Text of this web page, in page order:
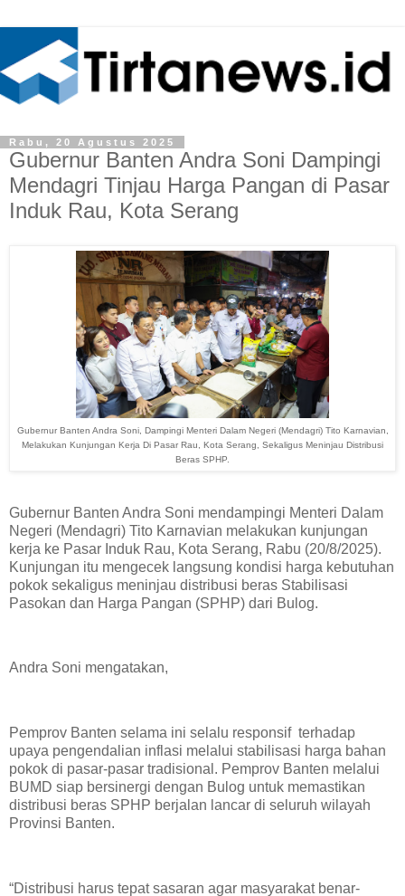
Rabu, 20 Agustus 2025
Gubernur Banten Andra Soni Dampingi
Mendagri Tinjau Harga Pangan di Pasar
Induk Rau, Kota Serang
Gubernur Banten Andra Soni, Dampingi Menteri Dalam Negeri (Mendagri) Tito Karnavian,
Melakukan Kunjungan Kerja Di Pasar Rau, Kota Serang, Sekaligus Meninjau Distribusi
Beras SPHP.
Gubernur Banten Andra Soni mendampingi Menteri Dalam
Negeri (Mendagri) Tito Karnavian melakukan kunjungan
kerja ke Pasar Induk Rau, Kota Serang, Rabu (20/8/2025).
Kunjungan itu mengecek langsung kondisi harga kebutuhan
pokok sekaligus meninjau distribusi beras Stabilisasi
Pasokan dan Harga Pangan (SPHP) dari Bulog.
Andra Soni mengatakan,
Pemprov Banten selama ini selalu responsif terhadap
upaya pengendalian inflasi melalui stabilisasi harga bahan
pokok di pasar-pasar tradisional. Pemprov Banten melalui
BUMD siap bersinergi dengan Bulog untuk memastikan
distribusi beras SPHP berjalan lancar di seluruh wilayah
Provinsi Banten.
“Distribusi harus tepat sasaran agar masyarakat benar-